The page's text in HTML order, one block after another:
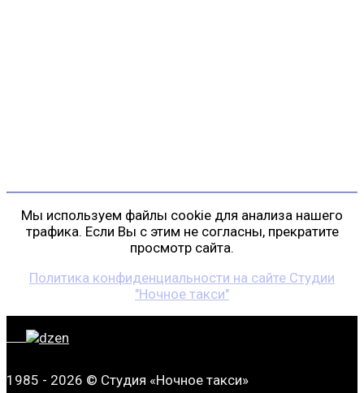
Мы используем файлы cookie для анализа нашего
трафика. Если Вы с этим не согласны, прекратите
просмотр сайта.
Политика конфиденциальности на сайте Студии
"Ночное такси"
1985 - 2026 © Студия «Ночное такси»